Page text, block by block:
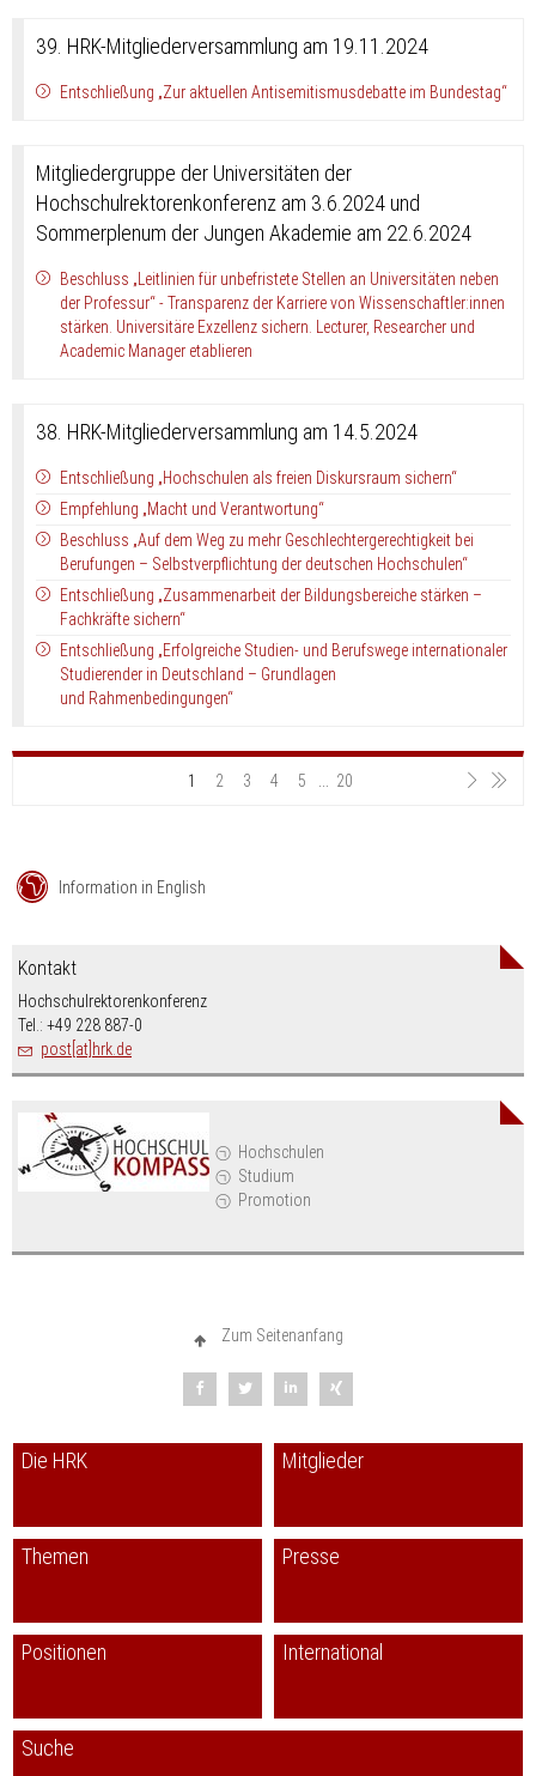
39. HRK-Mitgliederversammlung am 19.11.2024
Entschließung „Zur aktuellen Antisemitismusdebatte im Bundestag“
Mitgliedergruppe der Universitäten der
Hochschulrektorenkonferenz am 3.6.2024 und
Sommerplenum der Jungen Akademie am 22.6.2024
Beschluss „Leitlinien für unbefristete Stellen an Universitäten neben
der Professur“ - Transparenz der Karriere von Wissenschaftler:innen
stärken. Universitäre Exzellenz sichern. Lecturer, Researcher und
Academic Manager etablieren
38. HRK-Mitgliederversammlung am 14.5.2024
Entschließung „Hochschulen als freien Diskursraum sichern“
Empfehlung „Macht und Verantwortung“
Beschluss „Auf dem Weg zu mehr Geschlechtergerechtigkeit bei
Berufungen – Selbstverpflichtung der deutschen Hochschulen“
Entschließung „Zusammenarbeit der Bildungsbereiche stärken –
Fachkräfte sichern“
Entschließung „Erfolgreiche Studien- und Berufswege internationaler
Studierender in Deutschland – Grundlagen
und Rahmenbedingungen“
1 2 3 4 5 20
Hochschulen
Studium
Promotion
Information in English
Kontakt
Hochschulrektorenkonferenz
Tel.: +49 228 887-0
post[at]hrk.de
Zum Seitenanfang
Die HRK Mitglieder
Themen Presse
Positionen International
Suche